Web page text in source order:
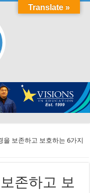
을 보존하고 보호하는 6가지
존하고 보
Translate »